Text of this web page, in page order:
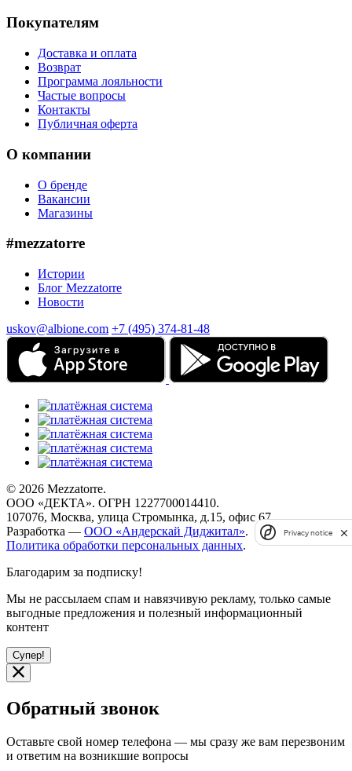
Покупателям
Доставка и оплата
Возврат
Программа лояльности
Частые вопросы
Контакты
Публичная оферта
О компании
О бренде
Вакансии
Магазины
#mezzatorre
Истории
Блог Mezzatorre
Новости
uskov@albione.com +7 (495) 374-81-48
© 2026 Mezzatorre.
ООО «ДЕКТА». ОГРН 1227700014410.
107076, Москва, улица Стромынка, д.15, офис 67.
Разработка — ООО «Андерскай Диджитал».
Политика обработки персональных данных.
Благодарим за подписку!
Мы не рассылаем спам и навязчивую рекламу, только самые
выгодные предложения и полезный информационный
контент
Супер!
Обратный звонок
Оставьте свой номер телефона — мы сразу же вам перезвоним
и ответим на возникшие вопросы
Privacy notice